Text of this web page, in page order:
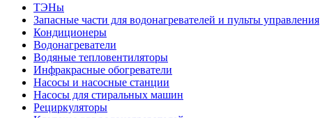
ТЭНы
Запасные части для водонагревателей и пульты управления
Кондиционеры
Водонагреватели
Водяные тепловентиляторы
Инфракрасные обогреватели
Насосы и насосные станции
Насосы для стиральных машин
Рециркуляторы